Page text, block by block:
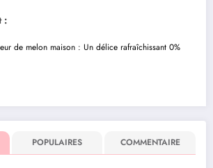
:
de melon maison : Un délice rafraîchissant 0%
POPULAIRES COMMENTAIRE